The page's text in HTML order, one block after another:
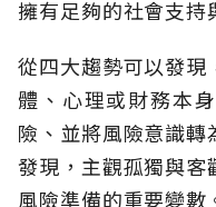
擁有足夠的社會支持
從四大趨勢可以發現
體、心理或財務本
險、並將風險意識
發現，主觀孤獨與
風險準備的重要變數